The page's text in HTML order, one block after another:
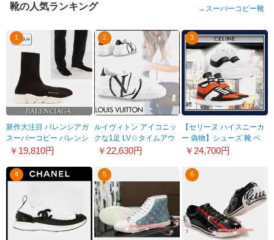
靴の人気ランキング → スーパーコピー靴
1
新作大注目 バレンシアガ
スーパーコピー バレンシ
アガ 2018SS スピードト
8013111
￥19,810円
2
ルイヴィトン アイコニッ
クな1足 LV☆タイムアウ
ト・ライン スニーカー
￥22,630円
3
【セリーヌ ハイスニーカ
ー 偽物】シューズ 靴 ベ
ルクロストラップ
￥24,700円
4 5 6